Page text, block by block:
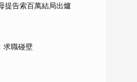
告索百萬結局出爐
求職碰壁